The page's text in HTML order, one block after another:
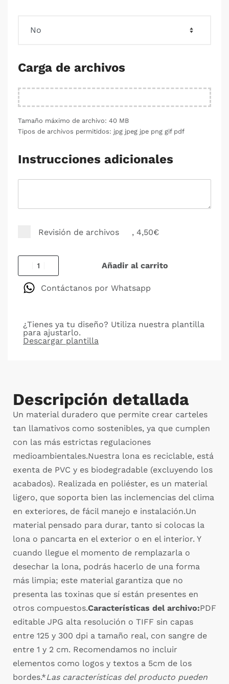
Carga de archivos
Tamaño máximo de archivo: 40 MB
Tipos de archivos permitidos: jpg jpeg jpe png gif pdf
Instrucciones adicionales
Revisión de archivos , 4,50€
Añadir al carrito
Contáctanos por Whatsapp
¿Tienes ya tu diseño? Utiliza nuestra plantilla
para ajustarlo.
Descargar plantilla
Descripción detallada
Un material duradero que permite crear carteles
tan llamativos como sostenibles, ya que cumplen
con las más estrictas regulaciones
medioambientales.Nuestra lona es reciclable, está
exenta de PVC y es biodegradable (excluyendo los
acabados). Realizada en poliéster, es un material
ligero, que soporta bien las inclemencias del clima
en exteriores, de fácil manejo e instalación.Un
material pensado para durar, tanto si colocas la
lona o pancarta en el exterior o en el interior. Y
cuando llegue el momento de remplazarla o
desechar la lona, podrás hacerlo de una forma
más limpia; este material garantiza que no
presenta las toxinas que sí están presentes en
otros compuestos.Características del archivo:PDF
editable JPG alta resolución o TIFF sin capas
entre 125 y 300 dpi a tamaño real, con sangre de
entre 1 y 2 cm. Recomendamos no incluir
elementos como logos y textos a 5cm de los
bordes.*Las características del producto pueden